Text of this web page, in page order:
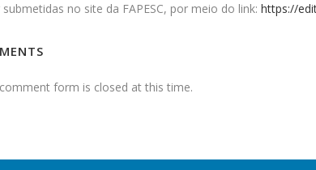
no site da FAPESC, por meio do link: https://
form is closed at this time.